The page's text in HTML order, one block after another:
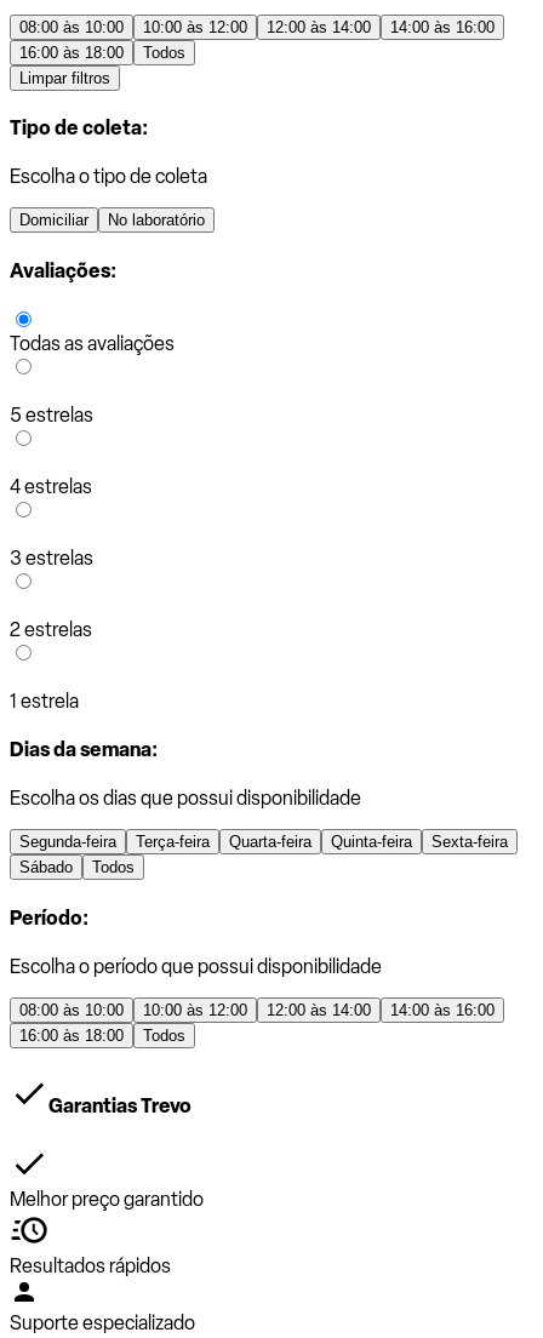
08:00 às 10:00 10:00 às 12:00 12:00 às 14:00
14:00 às 16:00
16:00 às 18:00
Todos
Limpar filtros
Tipo de coleta:
Escolha o tipo de coleta
Domiciliar No laboratório
Avaliações:
Todas as avaliações
5 estrelas
4 estrelas
3 estrelas
2 estrelas
1 estrela
Dias da semana:
Escolha os dias que possui disponibilidade
Segunda-feira Terça-feira Quarta-feira Quinta-feira
Sexta-feira
Sábado
Todos
Período:
Escolha o período que possui disponibilidade
08:00 às 10:00 10:00 às 12:00 12:00 às 14:00
14:00 às 16:00
16:00 às 18:00
Todos
Garantias Trevo
Melhor preço garantido
Resultados rápidos
Suporte especializado